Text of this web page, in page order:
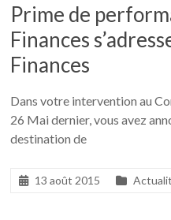
Prime de
Finances
Finances
Dans votre intervention au
26 Mai dernier, vous avez
destination de
13 août 2015